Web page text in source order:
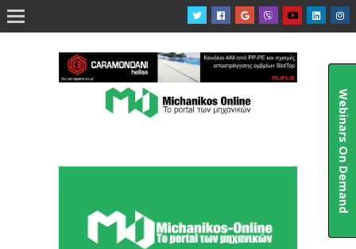

Webinars On Demand